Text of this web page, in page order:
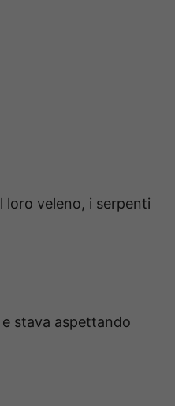
loro veleno, i serpenti
e stava aspettando